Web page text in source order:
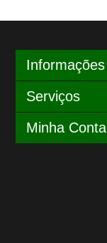
Informações
Serviços
Minha Conta